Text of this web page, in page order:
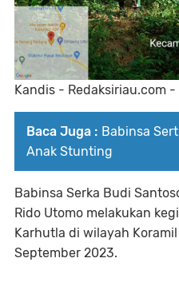
Kandis - Redaksiriau.com -
Baca Juga : Babinsa
Anak Stunting
Babinsa Serka Budi
Rido Utomo melakukan
Karhutla di wilayah
September 2023.